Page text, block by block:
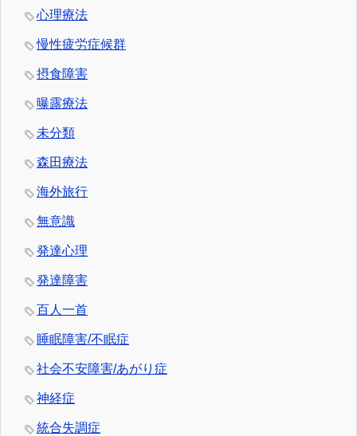
心理療法
慢性疲労症候群
摂食障害
曝露療法
未分類
森田療法
海外旅行
無意識
発達心理
発達障害
百人一首
睡眠障害/不眠症
社会不安障害/あがり症
神経症
統合失調症